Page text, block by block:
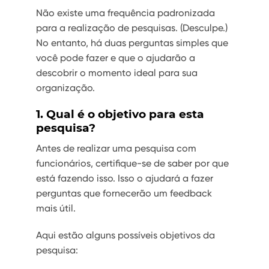
Não existe uma frequência padronizada
para a realização de pesquisas. (Desculpe.)
No entanto, há duas perguntas simples que
você pode fazer e que o ajudarão a
descobrir o momento ideal para sua
organização.
1. Qual é o objetivo para esta
pesquisa?
Antes de realizar uma pesquisa com
funcionários, certifique-se de saber por que
está fazendo isso. Isso o ajudará a fazer
perguntas que fornecerão um feedback
mais útil.
Aqui estão alguns possíveis objetivos da
pesquisa: